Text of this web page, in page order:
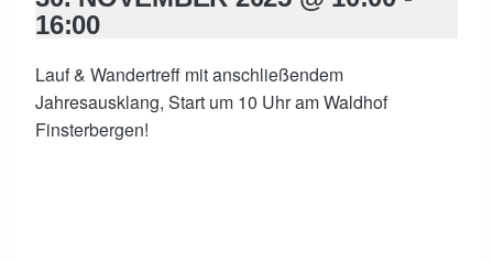
16:00
Lauf & Wandertreff mit anschließendem
Jahresausklang, Start um 10 Uhr am Waldhof
Finsterbergen!